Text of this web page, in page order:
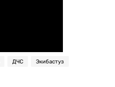
ДЧС Экибастуз